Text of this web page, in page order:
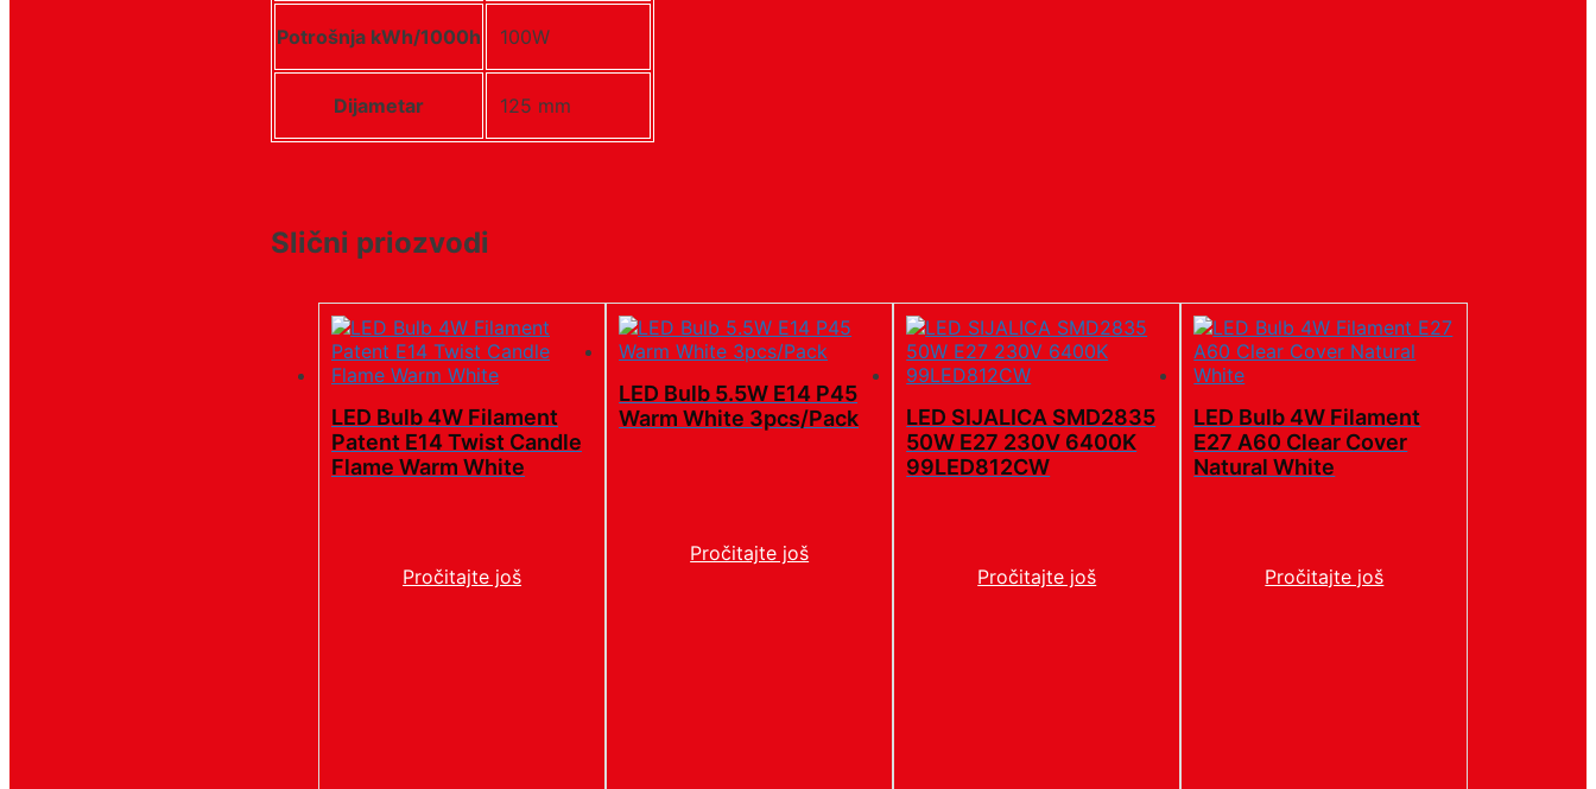
Potrošnja kWh/1000h 100W
Dijametar 125 mm
Slični priozvodi
LED Bulb 4W Filament
Patent E14 Twist Candle
Flame Warm White
Pročitajte još
LED Bulb 5.5W E14 P45
Warm White 3pcs/Pack
Pročitajte još
LED SIJALICA SMD2835
50W E27 230V 6400K
99LED812CW
Pročitajte još
LED Bulb 4W Filament
E27 A60 Clear Cover
Natural White
Pročitajte još